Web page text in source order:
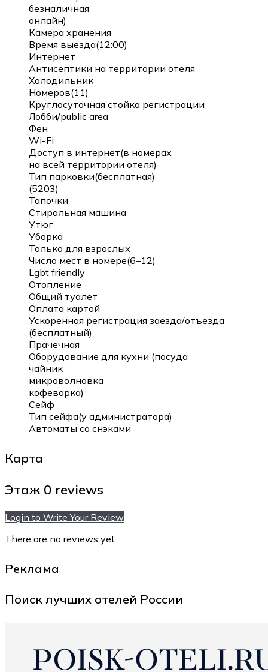
безналичная
онлайн)
Камера хранения
Время выезда(12:00)
Интернет
Антисептики на территории отеля
Холодильник
Номеров(11)
Круглосуточная стойка регистрации
Лобби/public area
Фен
Wi-Fi
Доступ в интернет(в номерах
на всей территории отеля)
Тип парковки(бесплатная)
(5203)
Тапочки
Стиральная машина
Утюг
Уборка
Только для взрослых
Число мест в номере(6–12)
Lgbt friendly
Отопление
Общий туалет
Оплата картой
Ускоренная регистрация заезда/отъезда
(бесплатный)
Прачечная
Оборудование для кухни (посуда
чайник
микроволновка
кофеварка)
Сейф
Тип сейфа(у администратора)
Автоматы со снэками
Карта
Этаж 0 reviews
Login to Write Your Review
There are no reviews yet.
Реклама
Поиск лучших отелей России